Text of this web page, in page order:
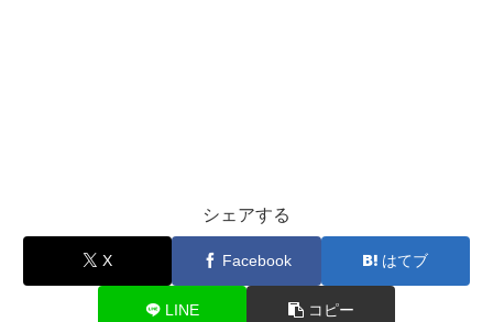
シェアする
X Facebook はてブ
LINE コピー